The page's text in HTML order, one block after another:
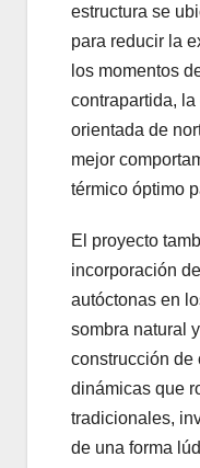
estructura se
para reducir la
los momentos
contrapartida,
orientada de
mejor
térmico óptimo
El proyecto
incorporación
autóctonas en
sombra natural
construcción de
dinámicas que
tradicionales,
de una forma